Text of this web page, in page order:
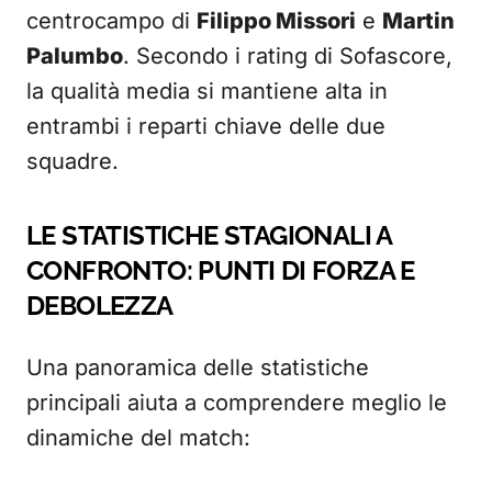
centrocampo di Filippo Missori e Martin
Palumbo. Secondo i rating di Sofascore,
la qualità media si mantiene alta in
entrambi i reparti chiave delle due
squadre.
LE STATISTICHE STAGIONALI A
CONFRONTO: PUNTI DI FORZA E
DEBOLEZZA
Una panoramica delle statistiche
principali aiuta a comprendere meglio le
dinamiche del match: